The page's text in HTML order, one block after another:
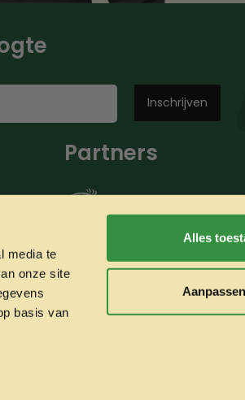
media te
onze site
basis van
Alles
Aanpassen
Partners